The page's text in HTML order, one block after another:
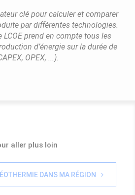
clé pour calculer et comparer
par différentes technologies.
LCOE prend en compte tous les
d’énergie sur la durée de
OPEX, ...).
aller plus loin
DANS MA RÉGION